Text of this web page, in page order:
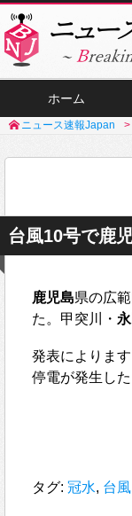
ホーム
ニュース速報Japan
台風10号で鹿
鹿児島県の広
た。甲突川・ 永
発表によりま
停電が発生し
タグ: 冠水, 台風